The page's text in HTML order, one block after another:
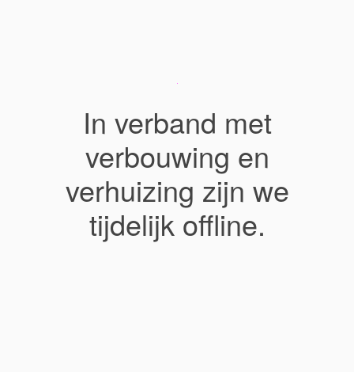
In verband met
verbouwing en
verhuizing zijn we
tijdelijk offline.